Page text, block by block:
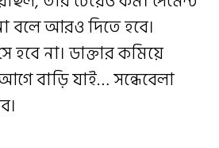
বলে আরও দিতে হবে।
হবে না। ডাক্তার কমিয়ে
বাড়ি যাই… সন্ধেবেলা